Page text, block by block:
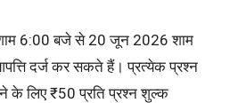
6:00 बजे से 20 जून 2026 शाम
दर्ज कर सकते हैं। प्रत्येक प्रश्न
के लिए ₹50 प्रति प्रश्न शुल्क